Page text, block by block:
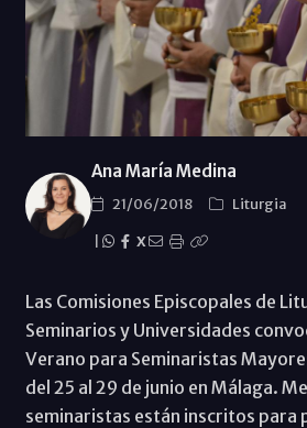
Ana María Medina
21/06/2018
Liturgia
X
Las Comisiones Episcopales de
Seminarios y Universidades
Verano para Seminaristas
del 25 al 29 de junio en Málaga.
seminaristas están inscritos para